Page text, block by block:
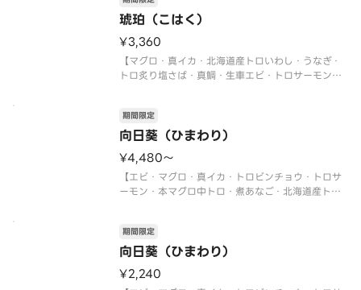
〈期間限定〉2026年9月30日（水）まで
琥珀（こはく）
¥3,360
【マグロ・真イカ・北海道産トロいわし・うなぎ・
トロ炙り塩さば・真鯛・生車エビ・トロサーモン・
〈本マグロ中トロ使用〉
〈期間限定〉2026年9月30日（水）まで
向日葵（ひまわり）
期間限定
¥4,480〜
【エビ・マグロ・真イカ・トロビンチョウ・トロサ
ーモン・本マグロ中トロ・煮あなご・北海道産トロ
〈期間限定〉2026年9月30日（水）まで
※数量限定につき、売り切れの際はご容赦くださ
※写真
向日葵（ひまわり）
期間限定
¥2,240